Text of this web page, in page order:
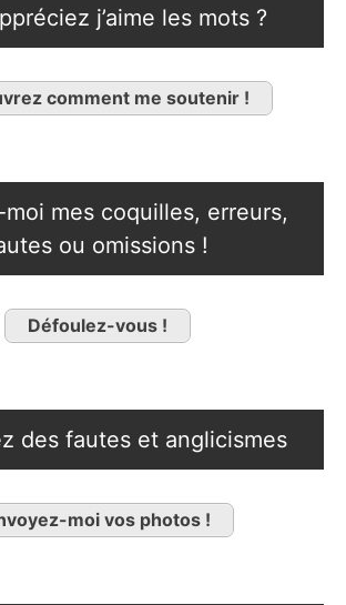
j’aime les mots ?
comment me soutenir !
mes coquilles, erreurs,
ou omissions !
Défoulez-vous !
des fautes et anglicismes
moi vos photos !